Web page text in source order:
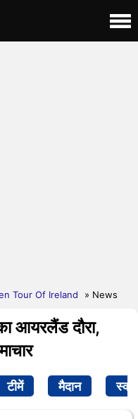
Tour Of Ireland » News
आयरलैंड दौरा,
टीमें मैदान